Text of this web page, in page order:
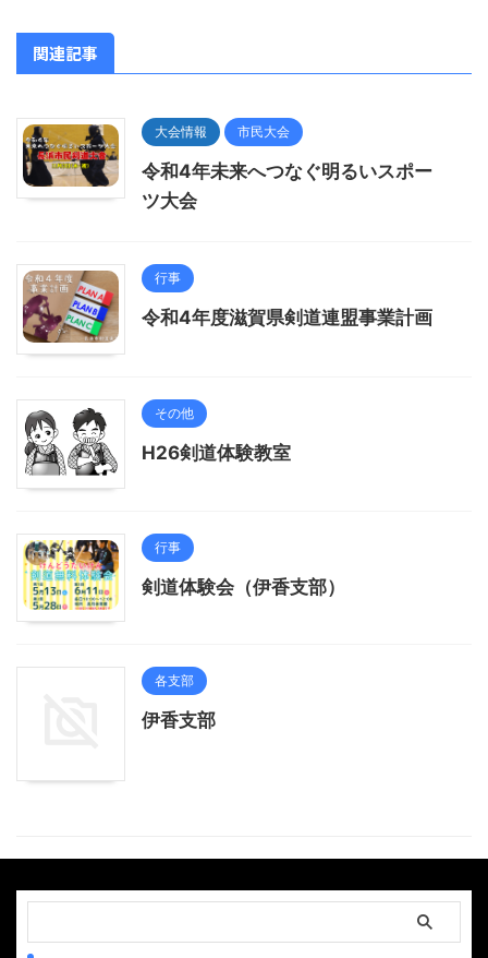
関連記事
大会情報 市民大会
令和4年未来へつなぐ明るいスポー
ツ大会
行事
令和4年度滋賀県剣道連盟事業計画
その他
H26剣道体験教室
行事
剣道体験会（伊香支部）
各支部
伊香支部